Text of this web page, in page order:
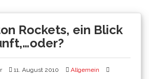
Rockets, ein Blick
11. August 2010 Allgemein